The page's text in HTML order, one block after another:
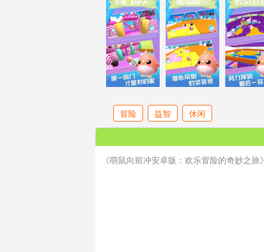
冒险 益智 休闲
《萌鼠向前冲安卓版：欢乐冒险的奇妙之旅》